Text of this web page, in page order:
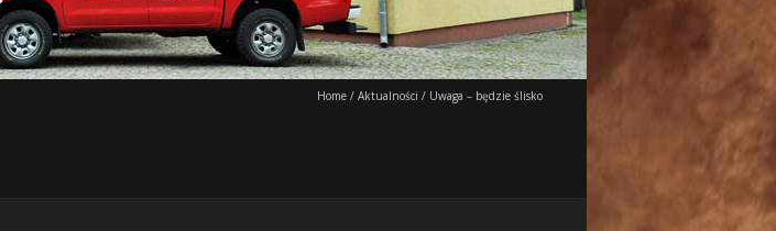
Home / Aktualności / Uwaga – będzie ślisko